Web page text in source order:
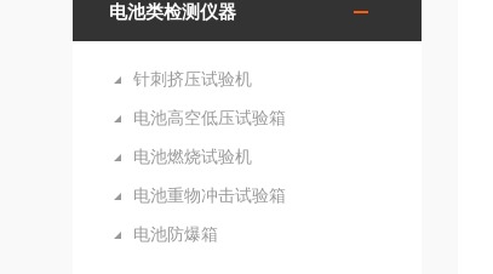
电池类检测仪器
针刺挤压试验机
电池高空低压试验箱
电池燃烧试验机
电池重物冲击试验箱
电池防爆箱